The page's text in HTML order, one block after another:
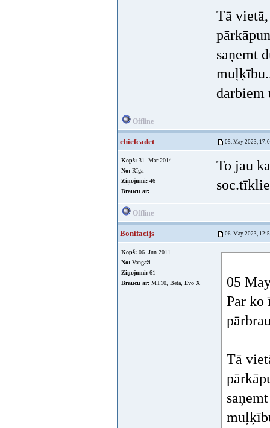
Tā
saņemt
darbiem
Offline
chiefcadet 05. May 2023,
Kopš: 31. Mar 2014
No: Rīga
Ziņojumi: 46
Braucu ar:
To jau
Offline
Bonifacijs 06. May 2023,
Kopš: 06. Jun 2011
No: Vangaži
Ziņojumi: 61
Braucu ar: MT10, Beta, Evo X
05
Par ko
Tā